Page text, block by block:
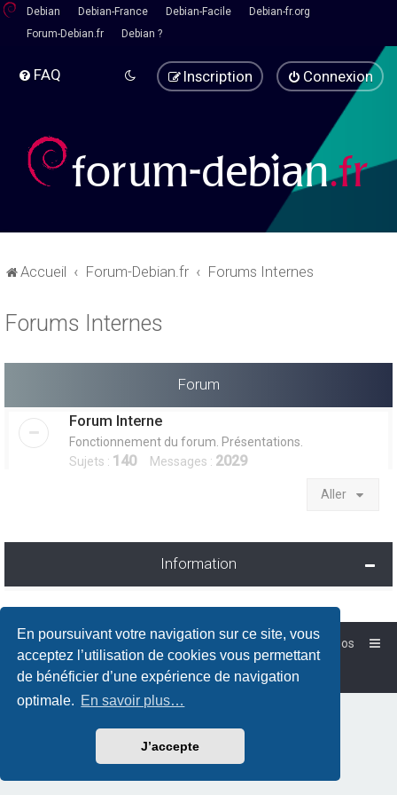
En poursuivant votre navigation sur ce site, vous
acceptez l’utilisation de cookies vous permettant
de bénéficier d’une expérience de navigation
optimale. En savoir plus…
J’accepte
Debian Debian-France Debian-Facile
Debian-fr.org
Forum-Debian.fr
Debian ?
FAQ Connexion
Inscription
Accueil Forum-Debian.fr Forums Internes
Forums Internes
Forum
Forum Interne
Fonctionnement du forum. Présentations.
Sujets : 140Messages : 2029
Aller
Information
Accueil Forum-Debian.fr
À propos
Powered by phpBB™
Traduction française officielle©Qiaeru